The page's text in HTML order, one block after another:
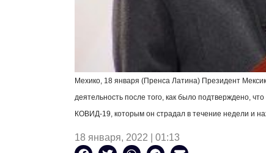
Мехико, 18 января (Пренса Латина) Президент
деятельность после того, как было подтверждено,
КОВИД-19, которым он страдал в течение недели и
18 января, 2022 | 01:13